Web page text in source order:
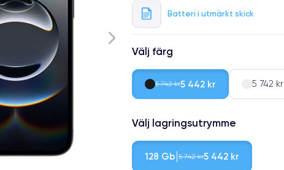
Batteri i utmärkt skick
Välj färg
5 742 kr5 442 kr 5 742 kr
Välj lagringsutrymme
128 Gb 5 742 kr5 442 kr